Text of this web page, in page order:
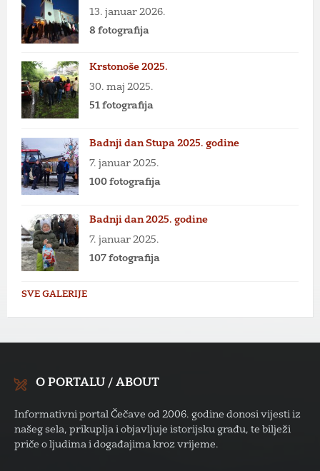
13. januar 2026.
8 fotografija
Krstonoše 2025.
30. maj 2025.
51 fotografija
Badnji dan Stupa 2025. godine
7. januar 2025.
100 fotografija
Badnji dan 2025. godine
7. januar 2025.
107 fotografija
SVE GALERIJE
O PORTALU / ABOUT
Informativni portal Čečave od 2006. godine donosi vijesti iz
našeg sela, prikuplja i objavljuje istorijsku građu, te bilježi
priče o ljudima i događajima kroz vrijeme.